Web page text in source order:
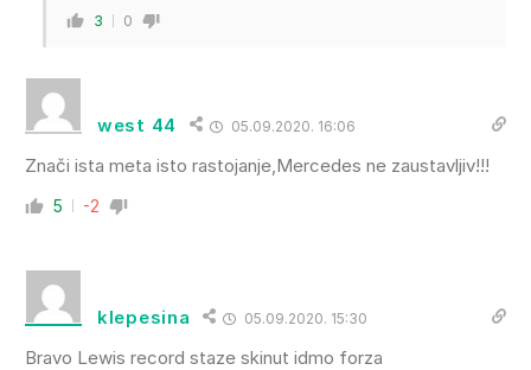
3 0
west 44 05.09.2020. 16:06
Znači ista meta isto rastojanje,Mercedes ne zaustavljiv!!!
5 -2
klepesina 05.09.2020. 15:30
Bravo Lewis record staze skinut idmo forza